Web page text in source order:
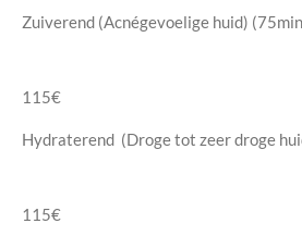
Zuiverend (Acnégevoelige huid)
115€
Hydraterend (Droge tot zeer droge
115€